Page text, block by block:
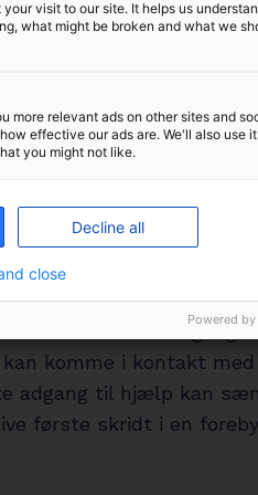
bygget op omkring
for, at det er den mest
P+’s sundhedstiltag,
betyder, at vi i dag
medlemmer med at øge
sundhed generelt,”
medlemmer har adgang
komme i kontakt
adgang til hjælp kan
første skridt i en
visit to our site. It helps us
what might be broken and what we
more relevant ads on other sites and
effective our ads are. We'll also use
you might not like.
Decline all
close
Powered by